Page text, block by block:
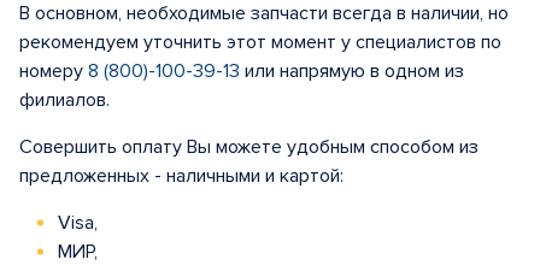
В основном, необходимые запчасти всегда в наличии, но
рекомендуем уточнить этот момент у специалистов по
номеру 8 (800)-100-39-13 или напрямую в одном из
филиалов.
Совершить оплату Вы можете удобным способом из
предложенных - наличными и картой:
Visa,
МИР,